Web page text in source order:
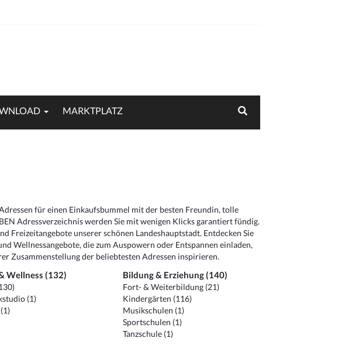
MARKTPLATZ
für einen Einkaufsbummel mit der besten Freundin, tolle
Adressverzeichnis werden Sie mit wenigen Klicks garantiert fündig.
Freizeitangebote unserer schönen Landeshauptstadt. Entdecken Sie
Wellnessangebote, die zum Auspowern oder Entspannen einladen,
Zusammenstellung der beliebtesten Adressen inspirieren.
Wellness (132)
(1)
Bildung & Erziehung (140)
Fort- & Weiterbildung (21)
Kindergärten (116)
Musikschulen (1)
Sportschulen (1)
Tanzschule (1)